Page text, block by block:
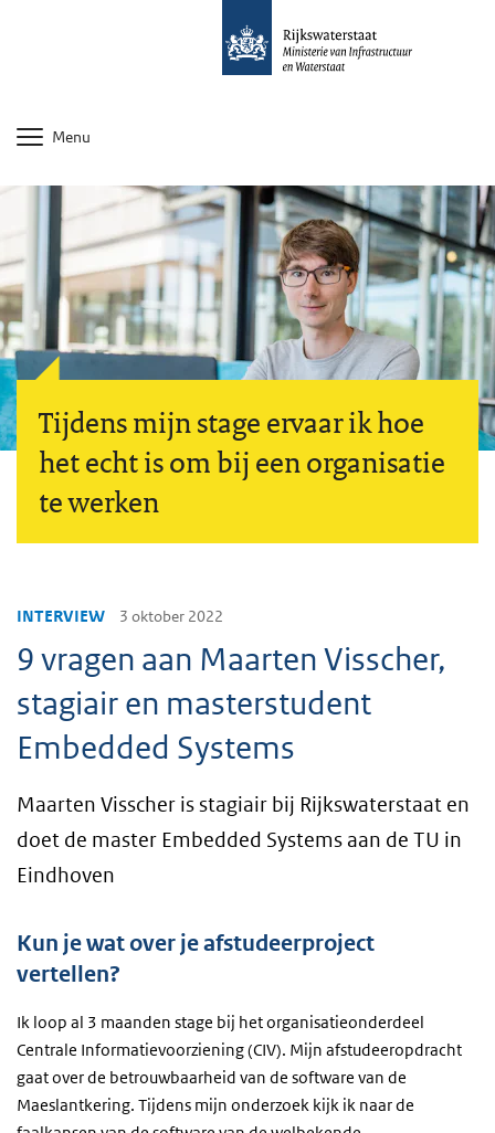
Menu
Tijdens mijn stage ervaar ik hoe
het echt is om bij een organisatie
te werken
9 vragen aan Maarten Visscher,
stagiair en masterstudent
Embedded Systems
INTERVIEW 3 oktober 2022
Maarten Visscher is stagiair bij Rijkswaterstaat en
doet de master Embedded Systems aan de TU in
Eindhoven
Kun je wat over je afstudeerproject
vertellen?
Ik loop al 3 maanden stage bij het organisatieonderdeel
Centrale Informatievoorziening (CIV). Mijn afstudeeropdracht
gaat over de betrouwbaarheid van de software van de
Maeslantkering. Tijdens mijn onderzoek kijk ik naar de